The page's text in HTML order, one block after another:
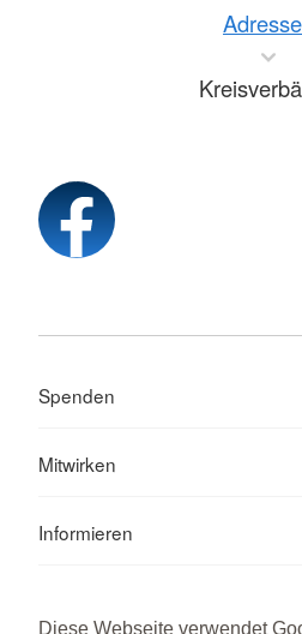
Diese Webseite verwendet
Spenden
Mitwirken
Informieren